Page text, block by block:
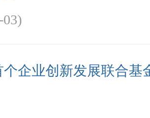
03)
个企业创新发展联合基